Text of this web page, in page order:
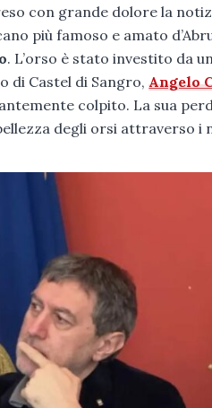
con grande dolore la
più famoso e amato
. L’orso è stato investito da
di Castel di Sangro,Angelo
colpito. La sua
degli orsi attraverso